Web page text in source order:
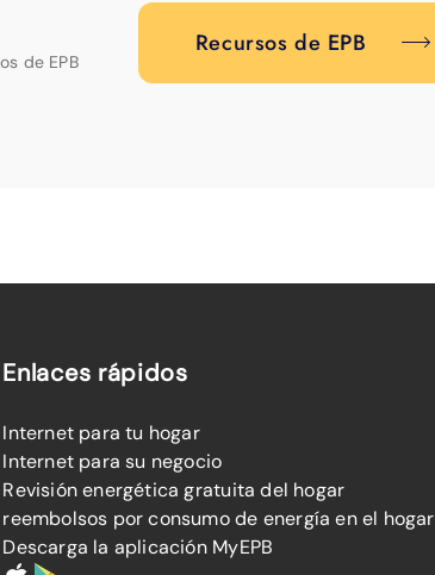
de EPB
Recursos de EPB
Enlaces rápidos
Internet para tu hogar
Internet para su negocio
Revisión energética gratuita del hogar
reembolsos por consumo de energía en el hogar
Descarga la aplicación MyEPB